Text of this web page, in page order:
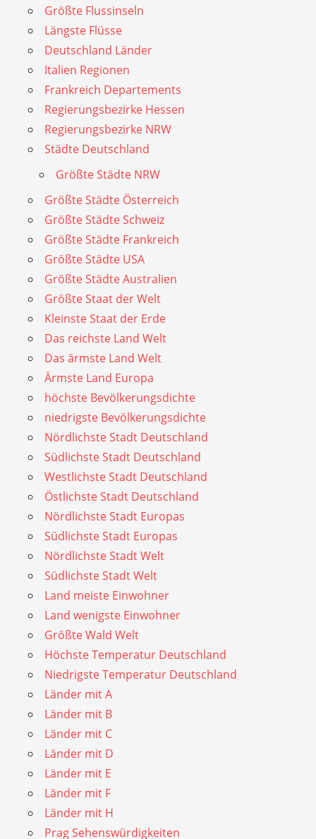
Größte Flussinseln
Längste Flüsse
Deutschland Länder
Italien Regionen
Frankreich Departements
Regierungsbezirke Hessen
Regierungsbezirke NRW
Städte Deutschland
Größte Städte NRW
Größte Städte Österreich
Größte Städte Schweiz
Größte Städte Frankreich
Größte Städte USA
Größte Städte Australien
Größte Staat der Welt
Kleinste Staat der Erde
Das reichste Land Welt
Das ärmste Land Welt
Ärmste Land Europa
höchste Bevölkerungsdichte
niedrigste Bevölkerungsdichte
Nördlichste Stadt Deutschland
Südlichste Stadt Deutschland
Westlichste Stadt Deutschland
Östlichste Stadt Deutschland
Nördlichste Stadt Europas
Südlichste Stadt Europas
Nördlichste Stadt Welt
Südlichste Stadt Welt
Land meiste Einwohner
Land wenigste Einwohner
Größte Wald Welt
Höchste Temperatur Deutschland
Niedrigste Temperatur Deutschland
Länder mit A
Länder mit B
Länder mit C
Länder mit D
Länder mit E
Länder mit F
Länder mit H
Prag Sehenswürdigkeiten